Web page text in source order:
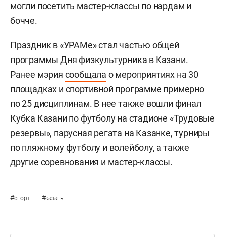
могли посетить мастер-классы по нардам и
бочче.
Праздник в «УРАМе» стал частью общей
программы Дня физкультурника в Казани.
Ранее мэрия сообщала о мероприятиях на 30
площадках и спортивной программе примерно
по 25 дисциплинам. В нее также вошли финал
Кубка Казани по футболу на стадионе «Трудовые
резервы», парусная регата на Казанке, турниры
по пляжному футболу и волейболу, а также
другие соревнования и мастер-классы.
#спорт #казань